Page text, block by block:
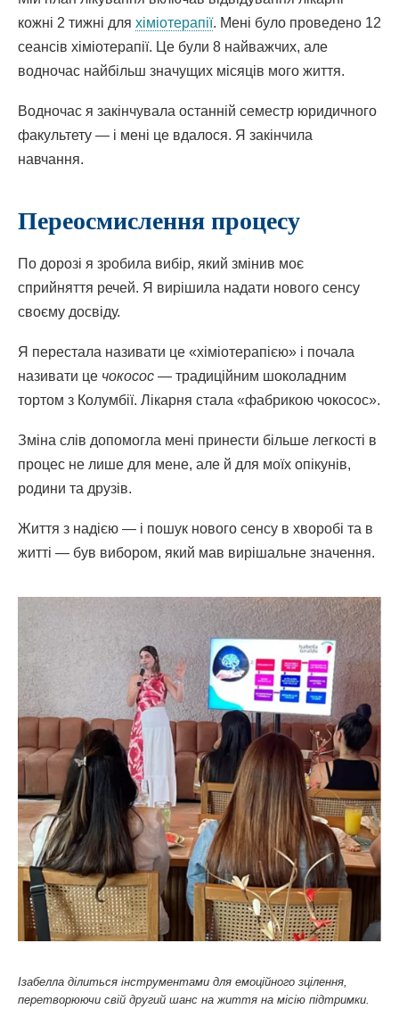
кожні 2 тижні для хіміотерапії. Мені було проведено 12
сеансів хіміотерапії. Це були 8 найважчих, але
водночас найбільш значущих місяців мого життя.
Водночас я закінчувала останній семестр юридичного
факультету — і мені це вдалося. Я закінчила
навчання.
Переосмислення процесу
По дорозі я зробила вибір, який змінив моє
сприйняття речей. Я вирішила надати нового сенсу
своєму досвіду.
Я перестала називати це «хіміотерапією» і почала
називати це чокосос — традиційним шоколадним
тортом з Колумбії. Лікарня стала «фабрикою чокосос».
Зміна слів допомогла мені принести більше легкості в
процес не лише для мене, але й для моїх опікунів,
родини та друзів.
Життя з надією — і пошук нового сенсу в хворобі та в
житті — був вибором, який мав вирішальне значення.
Ізабелла ділиться інструментами для емоційного зцілення,
перетворюючи свій другий шанс на життя на місію підтримки.